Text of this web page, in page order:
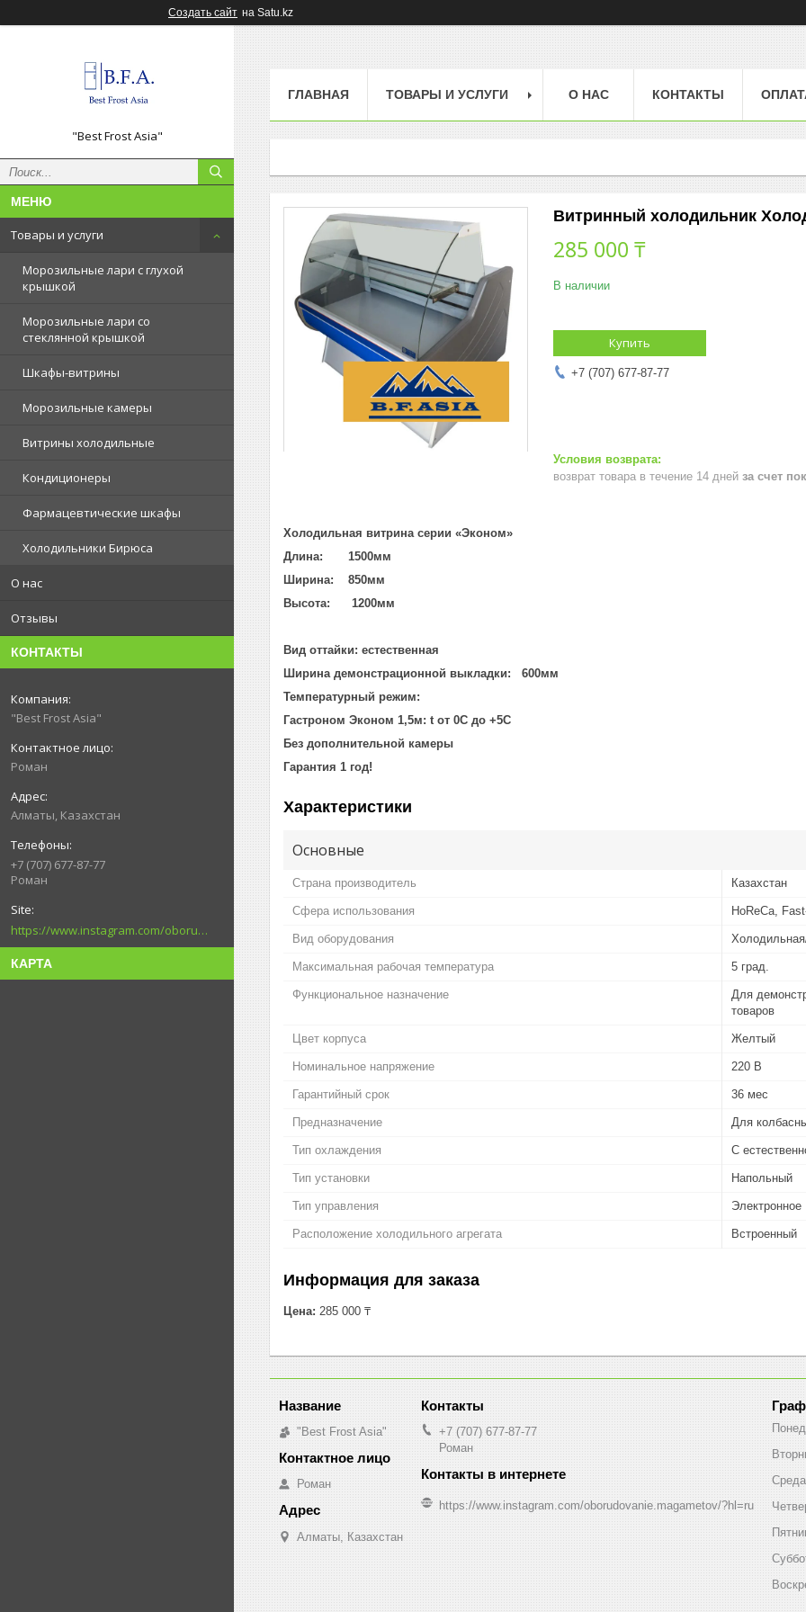
Создать сайт на Satu.kz
"Best Frost Asia"
Товары и услуги
Морозильные лари с глухой
крышкой
Морозильные лари со
стеклянной крышкой
Шкафы-витрины
Морозильные камеры
Витрины холодильные
Кондиционеры
Фармацевтические шкафы
Холодильники Бирюса
О нас
Отзывы
КОНТАКТЫ
"Best Frost Asia"
Роман
Алматы, Казахстан
+7 (707) 677-87-77
Роман
https://www.instagram.com/oborudovanie.magametov/?hl=ru
КАРТА
ГЛАВНАЯ ТОВАРЫ И УСЛУГИ О НАС КОНТАКТЫ
Витринный холодильник
285 000 ₸
В наличии
Купить
+7 (707) 677-87-77
возврат товара в течение 14 дней за счет
Холодильная витрина серии «Эконом»
Длина: 1500мм
Ширина: 850мм
Высота: 1200мм
Вид оттайки: естественная
Ширина демонстрационной выкладки: 600мм
Температурный режим:
Гастроном Эконом 1,5м: t от 0С до +5С
Без дополнительной камеры
Гарантия 1 год!
Характеристики
Основные
Страна производитель Казахстан
Сфера использования HoReCa,
Вид оборудования
Максимальная рабочая температура 5 град.
Функциональное назначение
Для
товаров
Цвет корпуса Желтый
Номинальное напряжение 220 В
Гарантийный срок 36 мес
Предназначение Для
Тип охлаждения С
Тип установки Напольный
Тип управления Электронное
Расположение холодильного агрегата Встроенный
Информация для заказа
Цена: 285 000 ₸
"Best Frost Asia"
Роман
Алматы, Казахстан
+7 (707) 677-87-77
Роман
https://www.instagram.com/oborudovanie.magametov/?hl=ru
Среда